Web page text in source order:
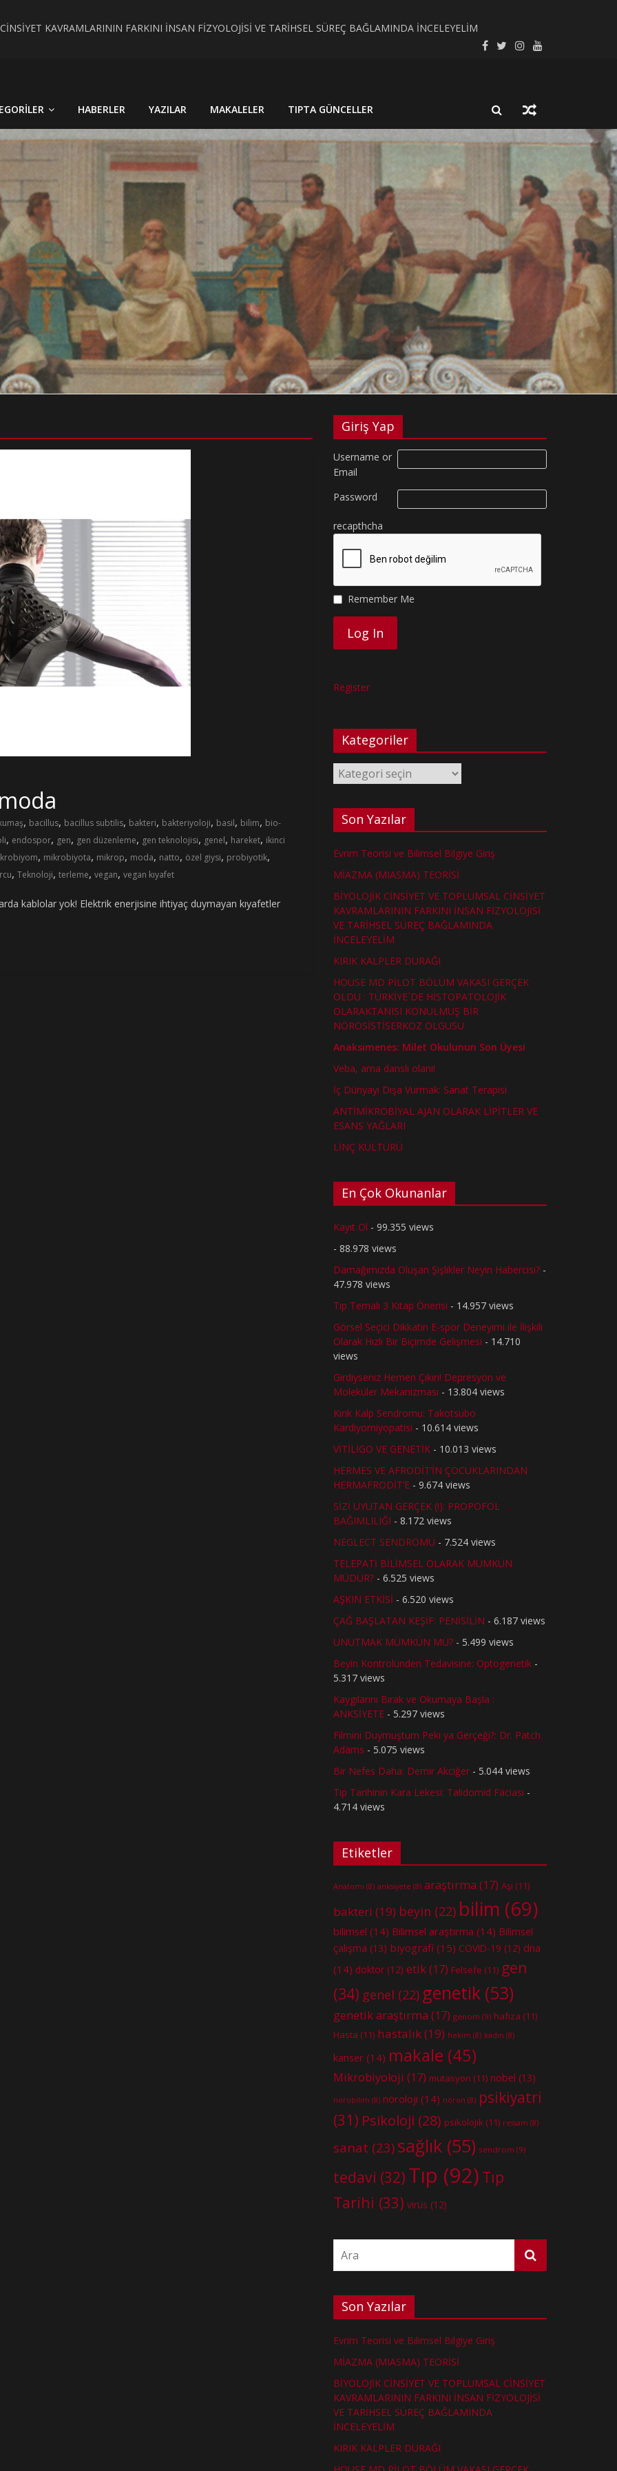
KAVRAMLARININ FARKINI İNSAN FİZYOLOJİSİ VE TARİHSEL SÜREÇ BAĞLAMINDA İNCELEYELİM
HABERLER YAZILAR MAKALELER TIPTA GÜNCELLER
, bacillus, bacillus subtilis, bakteri, bakteriyoloji, basil, bilim, bio-
, endospor, gen, gen düzenleme, gen teknolojisi, genel, hareket, ikinci
, mikrobiyota, mikrop, moda, natto, özel giysi, probiyotik,
, Teknoloji, terleme, vegan, vegan kıyafet
kablolar yok! Elektrik enerjisine ihtiyaç duymayan kıyafetler
Giriş Yap
Username or
Email
Password
recapthcha
Remember Me
Register
Kategoriler
Kategoriler
Son Yazılar
Evrim Teorisi ve Bilimsel Bilgiye Giriş
MİAZMA (MIASMA) TEORİSİ
BİYOLOJİK CİNSİYET VE TOPLUMSAL CİNSİYET
KAVRAMLARININ FARKINI İNSAN FİZYOLOJİSİ
VE TARİHSEL SÜREÇ BAĞLAMINDA
İNCELEYELİM
KIRIK KALPLER DURAĞI
HOUSE MD PİLOT BÖLÜM VAKASI GERÇEK
OLDU : TÜRKİYE´DE HİSTOPATOLOJİK
OLARAKTANISI KONULMUŞ BİR
NÖROSİSTİSERKOZ OLGUSU
Anaksimenes: Milet Okulunun Son Üyesi
Veba, ama danslı olanı!
İç Dünyayı Dışa Vurmak: Sanat Terapisi
ANTİMİKROBİYAL AJAN OLARAK LİPİTLER VE
ESANS YAĞLARI
LİNÇ KÜLTÜRÜ
En Çok Okunanlar
Kayıt Ol - 99.355 views
- 88.978 views
Damağımızda Oluşan Şişlikler Neyin Habercisi? -
47.978 views
Tıp Temalı 3 Kitap Önerisi - 14.957 views
Görsel Seçici Dikkatin E-spor Deneyimi ile İlişkili
Olarak Hızlı Bir Biçimde Gelişmesi - 14.710
views
Girdiyseniz Hemen Çıkın! Depresyon ve
Moleküler Mekanizması - 13.804 views
Kırık Kalp Sendromu: Takotsubo
Kardiyomiyopatisi - 10.614 views
VİTİLİGO VE GENETİK - 10.013 views
HERMES VE AFRODİT’İN ÇOCUKLARINDAN
HERMAFRODİT’E - 9.674 views
SİZİ UYUTAN GERÇEK (!): PROPOFOL
BAĞIMLILIĞI - 8.172 views
NEGLECT SENDROMU - 7.524 views
TELEPATİ BİLİMSEL OLARAK MÜMKÜN
MÜDÜR? - 6.525 views
AŞKIN ETKİSİ - 6.520 views
ÇAĞ BAŞLATAN KEŞİF: PENİSİLİN - 6.187 views
UNUTMAK MÜMKÜN MÜ? - 5.499 views
Beyin Kontrolünden Tedavisine: Optogenetik -
5.317 views
Kaygılarını Bırak ve Okumaya Başla :
ANKSİYETE - 5.297 views
Filmini Duymuştum Peki ya Gerçeği?: Dr. Patch
Adams - 5.075 views
Bir Nefes Daha: Demir Akciğer - 5.044 views
Tıp Tarihinin Kara Lekesi: Talidomid Faciası -
4.714 views
Etiketler
Anatomi (8) anksiyete (8) araştırma (17) Aşı (11)
bakteri (19) beyin (22) bilim (69)
bilimsel (14) Bilimsel araştırma (14) Bilimsel
çalışma (13) biyografi (15) COVID-19 (12) dna
(14) doktor (12) etik(17) Felsefe (11) gen
(34) genel (22) genetik (53)
genetik araştırma (17) genom (9) hafıza (11)
Hasta (11) hastalık(19) hekim (8) kadın (8)
kanser (14) makale (45)
Mikrobiyoloji (17) mutasyon (11) nobel (13)
nörobilim (8) nöroloji (14) nöron (8) psikiyatri
(31) Psikoloji (28) psikolojik (11) ressam (8)
sanat (23) sağlık (55) sendrom (9)
tedavi (32) Tıp (92) Tıp
Tarihi (33) virüs (12)
Son Yazılar
Evrim Teorisi ve Bilimsel Bilgiye Giriş
MİAZMA (MIASMA) TEORİSİ
BİYOLOJİK CİNSİYET VE TOPLUMSAL CİNSİYET
KAVRAMLARININ FARKINI İNSAN FİZYOLOJİSİ
VE TARİHSEL SÜREÇ BAĞLAMINDA
İNCELEYELİM
KIRIK KALPLER DURAĞI